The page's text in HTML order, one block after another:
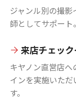
ジャンル別の撮
師としてサポート。
来店チェッ
キヤノン直営店
インを実施いた
す。